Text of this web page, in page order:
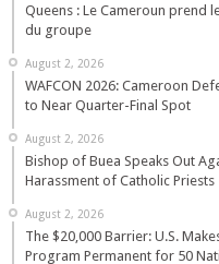
Queens : Le Cameroun prend
du groupe
August 2, 2026
WAFCON 2026: Cameroon
to Near Quarter-Final Spot
August 2, 2026
Bishop of Buea Speaks Out
Harassment of Catholic Priests
August 2, 2026
The $20,000 Barrier: U.S.
Program Permanent for 50